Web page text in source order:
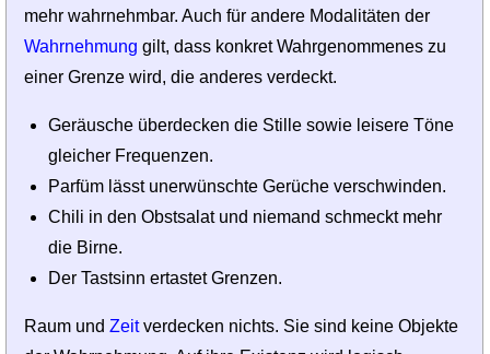
mehr wahrnehmbar. Auch für andere Modalitäten der
Wahrnehmung gilt, dass konkret Wahrgenommenes zu
einer Grenze wird, die anderes verdeckt.
Geräusche überdecken die Stille sowie leisere Töne
gleicher Frequenzen.
Parfüm lässt unerwünschte Gerüche verschwinden.
Chili in den Obstsalat und niemand schmeckt mehr
die Birne.
Der Tastsinn ertastet Grenzen.
Raum und Zeitverdecken nichts. Sie sind keine Objekte